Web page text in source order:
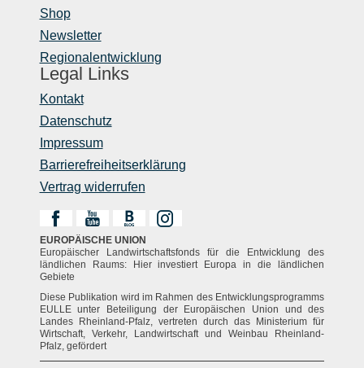
Shop
Newsletter
Regionalentwicklung
Legal Links
Kontakt
Datenschutz
Impressum
Barrierefreiheitserklärung
Vertrag widerrufen
EUROPÄISCHE UNION
Europäischer Landwirtschaftsfonds für die Entwicklung des
ländlichen Raums: Hier investiert Europa in die ländlichen
Gebiete
Diese Publikation wird im Rahmen des Entwicklungsprogramms
EULLE unter Beteiligung der Europäischen Union und des
Landes Rheinland-Pfalz, vertreten durch das Ministerium für
Wirtschaft, Verkehr, Landwirtschaft und Weinbau Rheinland-
Pfalz, gefördert